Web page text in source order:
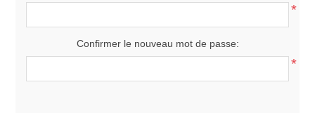
*
Confirmer le nouveau mot de passe:
*